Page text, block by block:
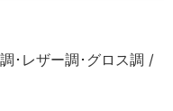
･レザー調･グロス調 /